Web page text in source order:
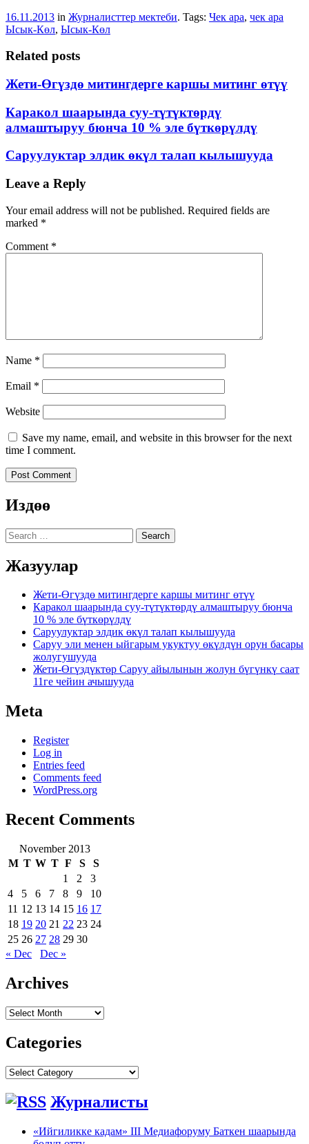
16.11.2013 in Журналисттер мектеби. Tags: Чек ара, чек ара
Ысык-Көл, Ысык-Көл
Related posts
Жети-Өгүздө митингдерге каршы митинг өтүү
Каракол шаарында суу-түтүктөрдү
алмаштыруу бюнча 10 % эле бүткөрүлдү
Саруулуктар элдик өкүл талап кылышууда
Post
navigation
Leave a Reply
Your email address will not be published. Required fields are
marked *
Comment *
Name *
Email *
Website
Save my name, email, and website in this browser for the next
time I comment.
Издөө
Search
Жазуулар
Жети-Өгүздө митингдерге каршы митинг өтүү
Каракол шаарында суу-түтүктөрдү алмаштыруу бюнча
10 % эле бүткөрүлдү
Саруулуктар элдик өкүл талап кылышууда
Саруу эли менен ыйгарым укуктуу өкүлдүн орун басары
жолугушууда
Жети-Өгүздүктөр Саруу айылынын жолун бүгүнкү саат
11ге чейин ачышууда
Meta
Register
Log in
Entries feed
Comments feed
WordPress.org
Recent Comments
November 2013
M T W T F S
S
1
2
3
4
5 6 7 8 9
10
11 12 13 14 15 16 17
18 19 20 21 22 23 24
25 26 27 28 29 30
« Dec
Dec »
Archives
Archives
Categories
Categories
Журналисты
«Ийгиликке кадам» III Медиафоруму Баткен шаарында